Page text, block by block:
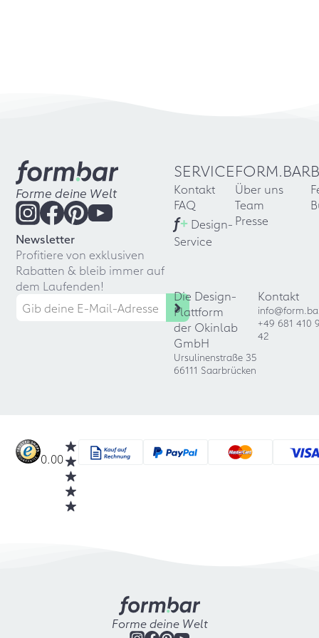
Forme deine Welt
Newsletter
Profitiere von exklusiven
Rabatten & bleib immer auf
dem Laufenden!
SERVICE
Kontakt
FAQ
f+ Design-
Service
FORM.BAR
Über uns
Team
Presse
Die Design-
Plattform
der Okinlab
GmbH
Ursulinenstraße 35
66111 Saarbrücken
Kontakt
+49 681 410
42
0.00
Forme deine Welt